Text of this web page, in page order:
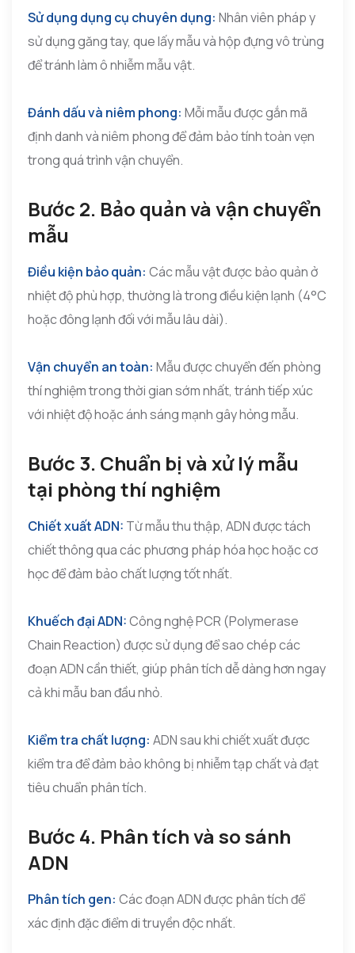
Sử dụng dụng cụ chuyên dụng: Nhân viên pháp y
sử dụng găng tay, que lấy mẫu và hộp đựng vô trùng
để tránh làm ô nhiễm mẫu vật.
Đánh dấu và niêm phong: Mỗi mẫu được gắn mã
định danh và niêm phong để đảm bảo tính toàn vẹn
trong quá trình vận chuyển.
Bước 2. Bảo quản và vận chuyển
mẫu
Điều kiện bảo quản: Các mẫu vật được bảo quản ở
nhiệt độ phù hợp, thường là trong điều kiện lạnh (4°C
hoặc đông lạnh đối với mẫu lâu dài).
Vận chuyển an toàn: Mẫu được chuyển đến phòng
thí nghiệm trong thời gian sớm nhất, tránh tiếp xúc
với nhiệt độ hoặc ánh sáng mạnh gây hỏng mẫu.
Bước 3. Chuẩn bị và xử lý mẫu
tại phòng thí nghiệm
Chiết xuất ADN: Từ mẫu thu thập, ADN được tách
chiết thông qua các phương pháp hóa học hoặc cơ
học để đảm bảo chất lượng tốt nhất.
Khuếch đại ADN:Công nghệ PCR (Polymerase
Chain Reaction) được sử dụng để sao chép các
đoạn ADN cần thiết, giúp phân tích dễ dàng hơn ngay
cả khi mẫu ban đầu nhỏ.
Kiểm tra chất lượng: ADN sau khi chiết xuất được
kiểm tra để đảm bảo không bị nhiễm tạp chất và đạt
tiêu chuẩn phân tích.
Bước 4. Phân tích và so sánh
ADN
Phân tích gen: Các đoạn ADN được phân tích để
xác định đặc điểm di truyền độc nhất.